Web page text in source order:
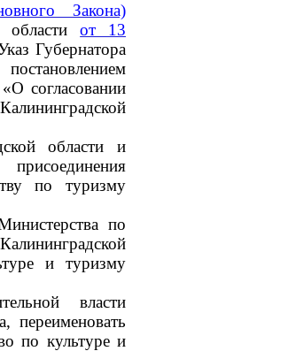
Закона)
областиот 13
Губернатора
согласовании
области и
по туризму
по
и туризму
власти
переименовать
по культуре и